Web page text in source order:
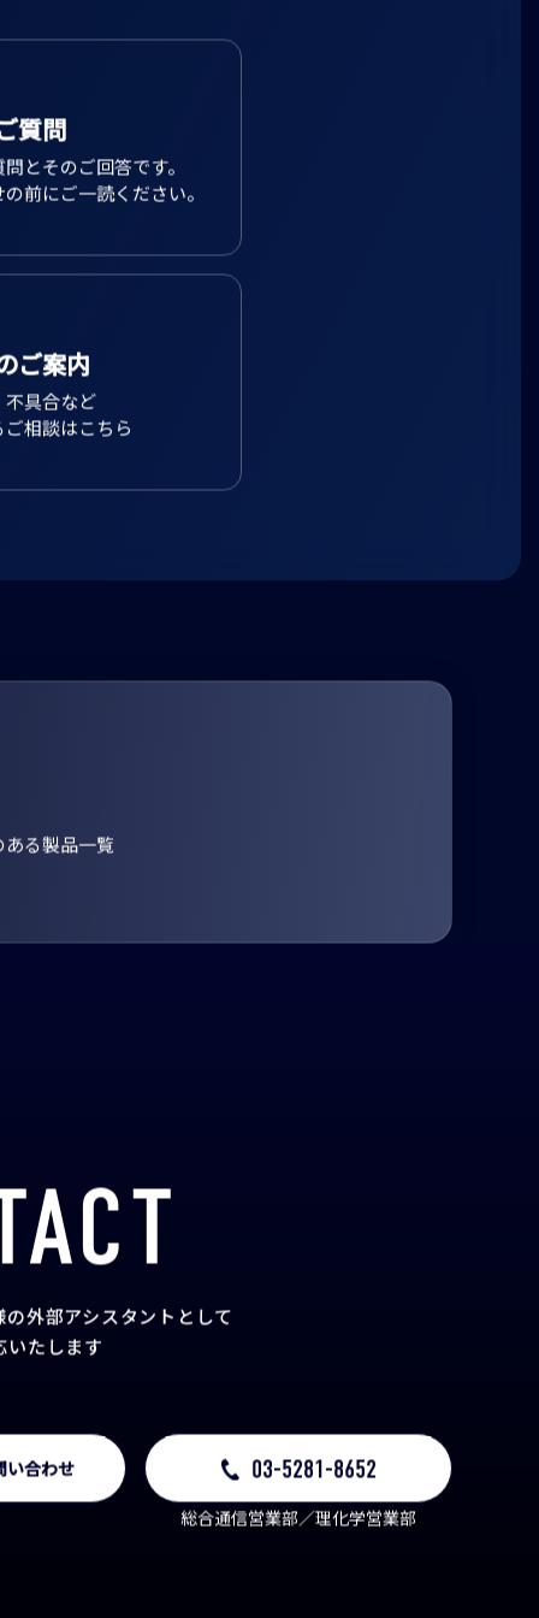
質問
とそのご回答です。
前にご一読ください。
ご案内
具合など
相談はこちら
る製品一覧
外部アシスタント として
いたします
い合わせ 03-5281-8652
総合通信営業部／理化学営業部